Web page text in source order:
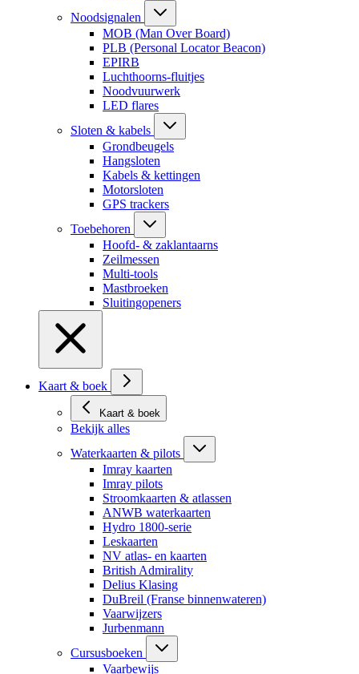
Noodsignalen
MOB (Man Over Board)
PLB (Personal Locator Beacon)
EPIRB
Luchthoorns-fluitjes
Noodvuurwerk
LED flares
Sloten & kabels
Grondbeugels
Hangsloten
Kabels & kettingen
Motorsloten
GPS trackers
Toebehoren
Hoofd- & zaklantaarns
Zeilmessen
Multi-tools
Mastbroeken
Sluitingopeners
Kaart & boek
Kaart & boek
Bekijk alles
Waterkaarten & pilots
Imray kaarten
Imray pilots
Stroomkaarten & atlassen
ANWB waterkaarten
Hydro 1800-serie
Leskaarten
NV atlas- en kaarten
British Admirality
Delius Klasing
DuBreil (Franse binnenwateren)
Vaarwijzers
Jurbenmann
Cursusboeken
Vaarbewijs